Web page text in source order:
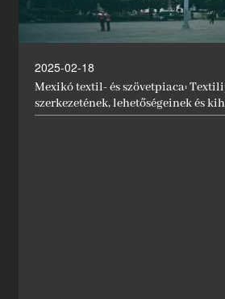
2025-02-18
Mexikó textil- és szövetpiaca:
szerkezetének, lehetőségeinek és
áttekintése